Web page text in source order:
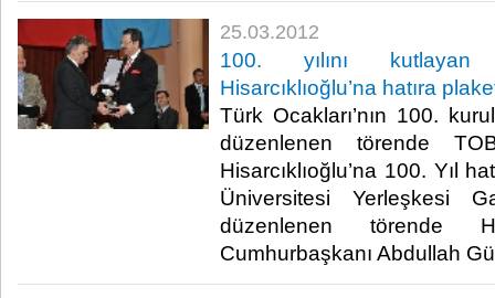
25.03.2012
100. yılını kutlayan
Hisarcıklıoğlu’na hatıra
Türk Ocakları’nın 100.
düzenlenen törende
Hisarcıklıoğlu’na 100. Yıl
Üniversitesi Yerleşkesi
düzenlenen törende
Cumhurbaşkanı Abdullah